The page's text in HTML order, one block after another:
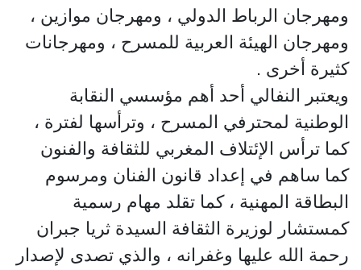
ومهرجان الرباط الدولي ، ومهرجان موازين ،
ومهرجان الهيئة العربية للمسرح ، ومهرجانات
كثيرة أخرى .
ويعتبر النفالي أحد أهم مؤسسي النقابة
الوطنية لمحترفي المسرح ، وترأسها لفترة ،
كما ترأس الإئتلاف المغربي للثقافة والفنون
كما ساهم في إعداد قانون الفنان ومرسوم
البطاقة المهنية ، كما تقلد مهام رسمية
كمستشار لوزيرة الثقافة السيدة ثريا جبران
رحمة الله عليها وغفرانه ، والذي تصدى لإصدار